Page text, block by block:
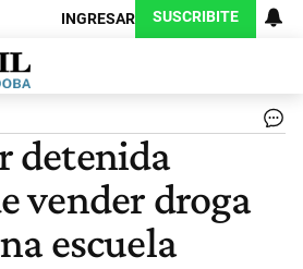
INGRESAR SUSCRIBITE
detenida
vender droga
escuela